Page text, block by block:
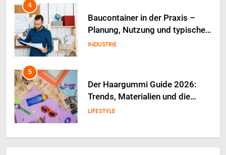
4
Baucontainer in der Praxis –
Planung, Nutzung und typische
Fehler
INDUSTRIE
5
Der Haargummi Guide 2026:
Trends, Materialien und die
Zukunft deines Lieblings-
LIFESTYLE
6